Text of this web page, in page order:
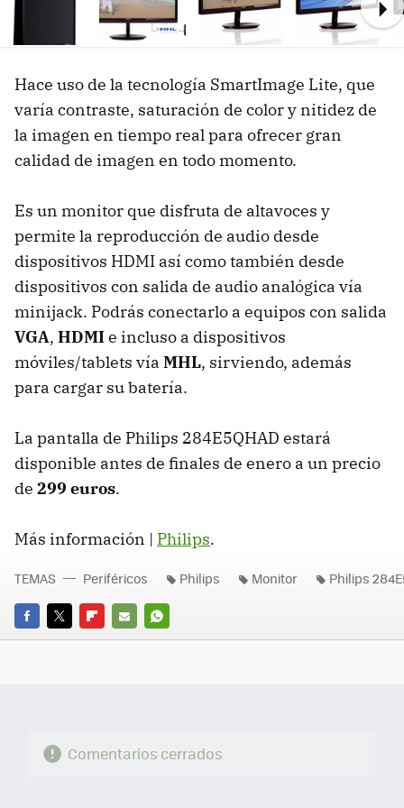
Hace uso de la tecnología SmartImage Lite, que
varía contraste, saturación de color y nitidez de
la imagen en tiempo real para ofrecer gran
calidad de imagen en todo momento.
Es un monitor que disfruta de altavoces y
permite la reproducción de audio desde
dispositivos HDMI así como también desde
dispositivos con salida de audio analógica vía
minijack. Podrás conectarlo a equipos con salida
VGA, HDMIe incluso a dispositivos
móviles/tablets vía MHL, sirviendo, además
para cargar su batería.
La pantalla de Philips 284E5QHAD estará
disponible antes de finales de enero a un precio
de 299 euros.
Más información | Philips.
FACEBOOK
TWITTERFLIPBOARD
E-
WHATSAPP
TEMAS Periféricos Philips Monitor Philips
Comentarios cerrados